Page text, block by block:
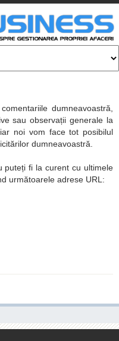
dumneavoastră,
sau observații generale la
noi vom face tot posibilul
dumneavoastră.
puteți fi la curent cu ultimele
următoarele adrese URL: